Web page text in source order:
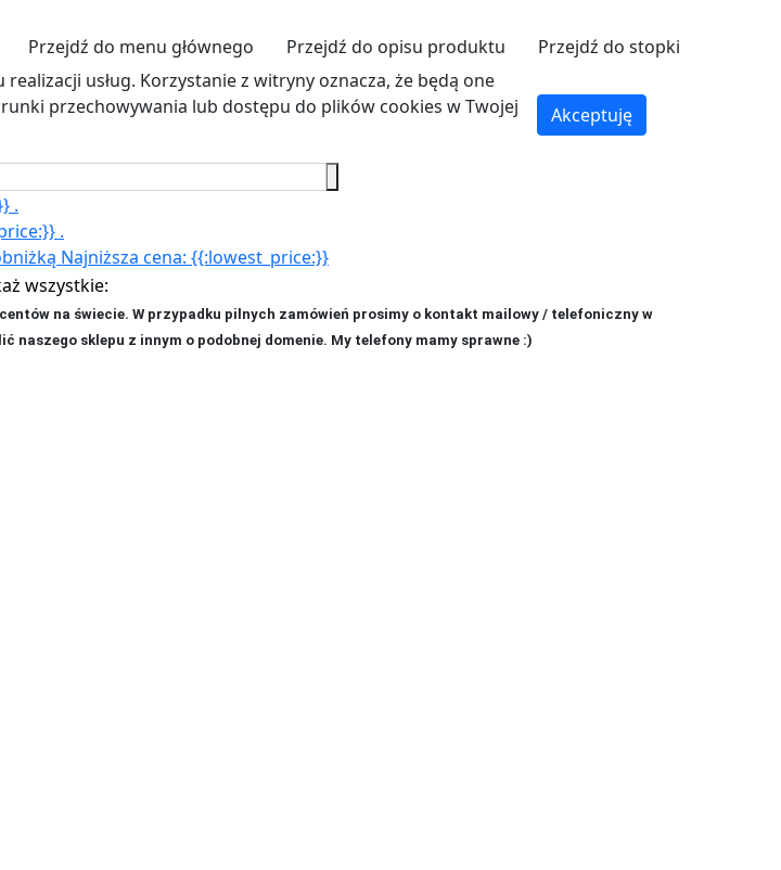
Przejdź do menu głównego Przejdź do opisu produktu
Przejdź do stopki
realizacji usług. Korzystanie z witryny oznacza, że będą one
przechowywania lub dostępu do plików cookies w Twojej
Akceptuję
.
.
Najniższa cena: {{:lowest_price:}}
wszystkie:
na świecie. W przypadku pilnych zamówień prosimy o kontakt mailowy / telefoniczny w
naszego sklepu z innym o podobnej domenie. My telefony mamy sprawne :)